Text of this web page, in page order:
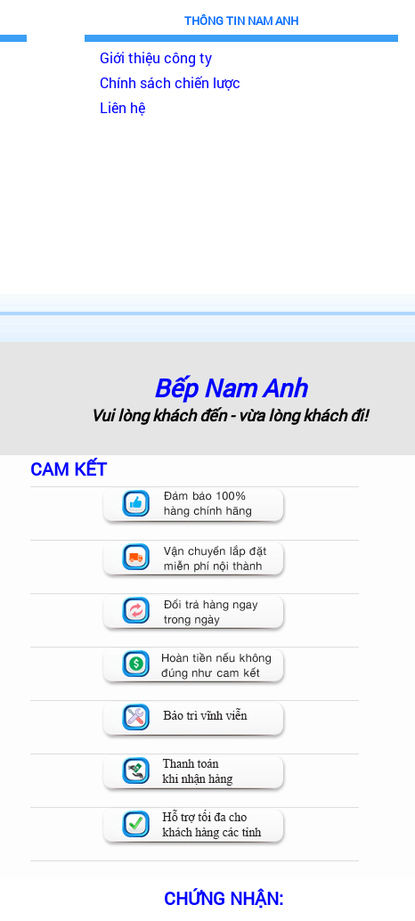
THÔNG TIN NAM ANH
Giới thiệu công ty
Chính sách chiến lược
Liên hệ
Bếp Nam Anh
Vui lòng khách đến - vừa lòng khách đi!
CAM KẾT
CHỨNG NHẬN: